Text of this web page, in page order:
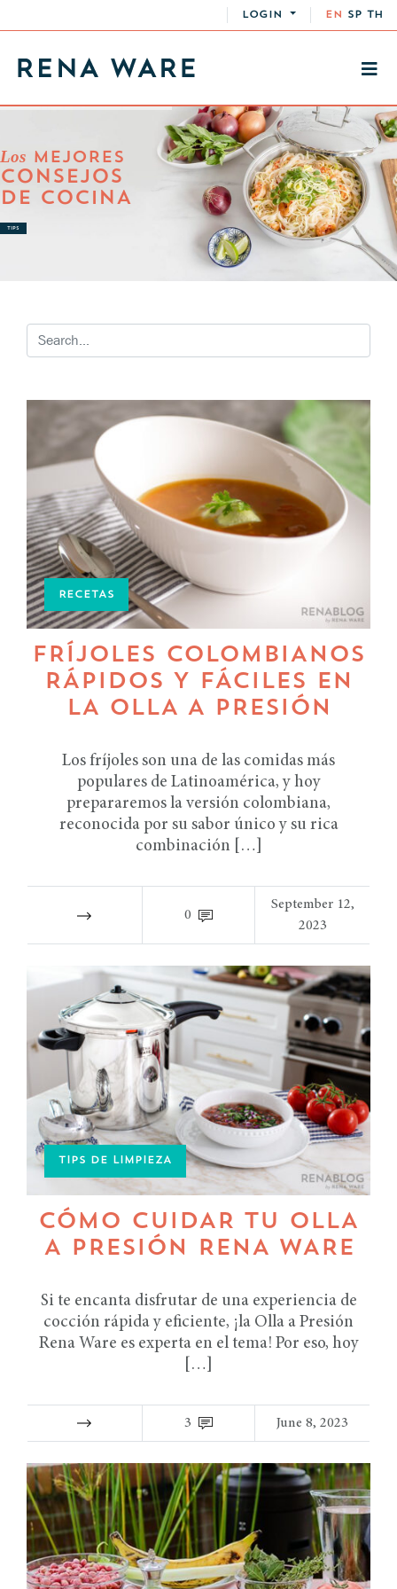
LOGIN EN SP TH
Los MEJORES
CONSEJOS
DE COCINA
TIPS
RECETAS
FRÍJOLES COLOMBIANOS
RÁPIDOS Y FÁCILES EN
LA OLLA A PRESIÓN
Los fríjoles son una de las comidas más
populares de Latinoamérica, y hoy
prepararemos la versión colombiana,
reconocida por su sabor único y su rica
combinación […]
0
September 12,
2023
TIPS DE LIMPIEZA
CÓMO CUIDAR TU OLLA
A PRESIÓN RENA WARE
Si te encanta disfrutar de una experiencia de
cocción rápida y eficiente, ¡la Olla a Presión
Rena Ware es experta en el tema! Por eso, hoy
[…]
3 June 8, 2023